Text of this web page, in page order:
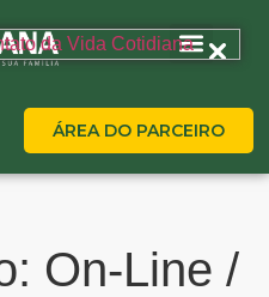
ÁREA DO PARCEIRO
On-Line /